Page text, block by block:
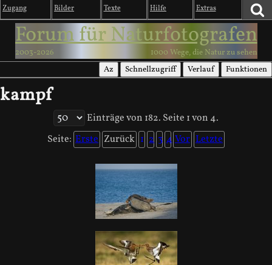
Zugang Bilder Texte Hilfe Extras
Forum für Naturfotografen
2003-2026 1000 Wege, die Natur zu sehen
Az Schnellzugriff Verlauf Funktionen
kampf
Einträge von 182. Seite 1 von 4.
Seite: Erste Zurück 1 2 3 4Vor Letzte